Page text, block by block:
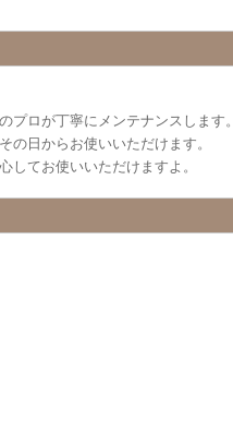
ロが丁寧にメンテナンスします。
の日からお使いいただけます。
してお使いいただけますよ。